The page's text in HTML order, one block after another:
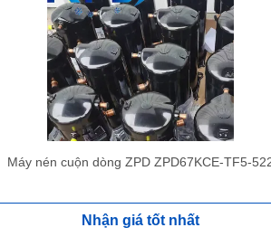
Máy nén cuộn dòng ZPD ZPD67KCE-TF5-
Nhận giá tốt nhất